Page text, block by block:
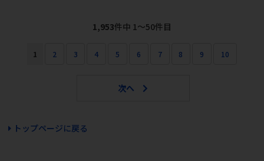
1,953件中 1〜50件目
1 2 3 4 5 6 7 8 9 10
トップページに戻る